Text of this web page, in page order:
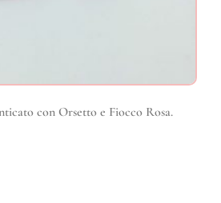
con Orsetto e Fiocco Rosa.